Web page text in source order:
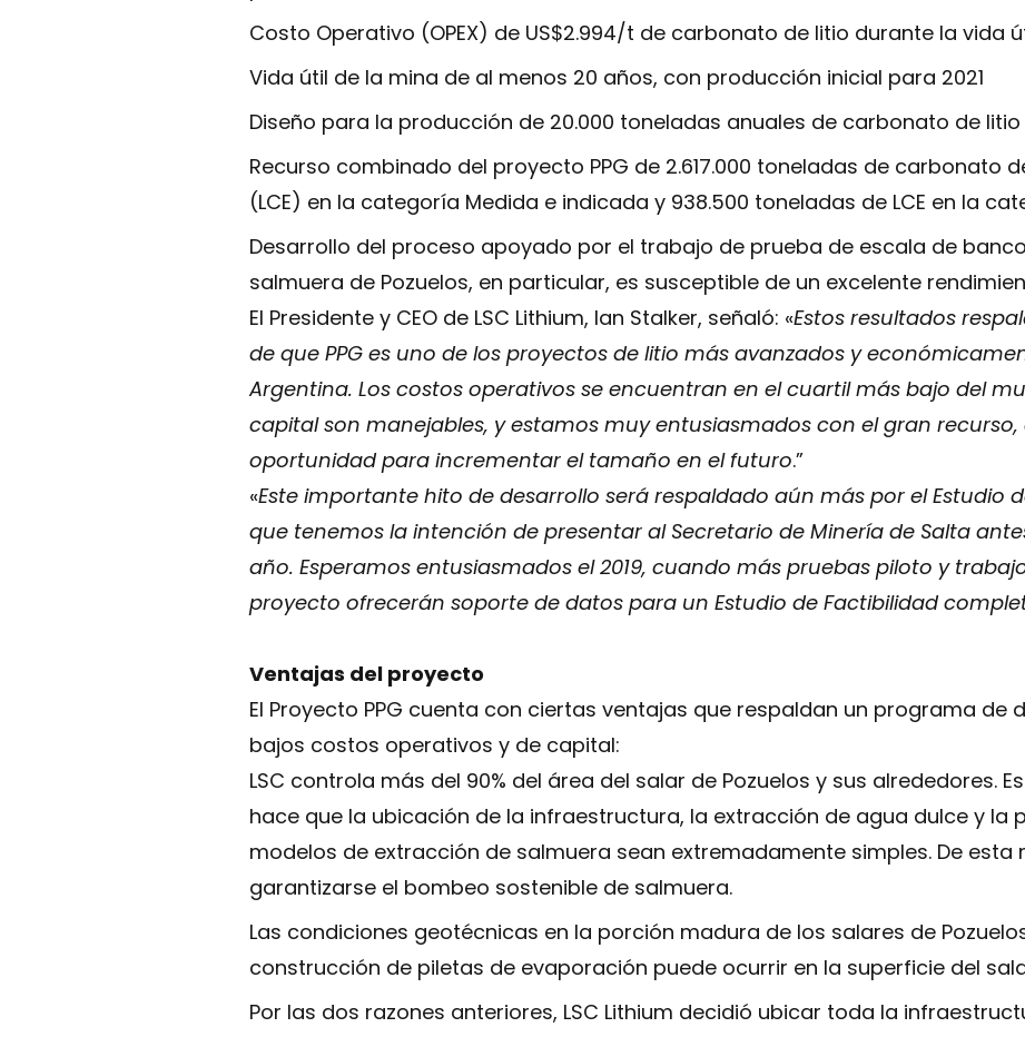
Costo Operativo (OPEX) de US$2.994/t de carbonato de litio durante la vida
Vida útil de la mina de al menos 20 años, con producción inicial para 2021
Diseño para la producción de 20.000 toneladas anuales de carbonato de
Recurso combinado del proyecto PPG de 2.617.000 toneladas de carbonato
(LCE) en la categoría Medida e indicada y 938.500 toneladas de LCE en la
Desarrollo del proceso apoyado por el trabajo de prueba de escala de
salmuera de Pozuelos, en particular, es susceptible de un excelente
El Presidente y CEO de LSC Lithium, Ian Stalker, señaló: «Estos resultados
de que PPG es uno de los proyectos de litio más avanzados y
Argentina. Los costos operativos se encuentran en el cuartil más bajo del
capital son manejables, y estamos muy entusiasmados con el gran recurso,
oportunidad para incrementar el tamaño en el futuro.”
«Este importante hito de desarrollo será respaldado aún más por el Estudio
que tenemos la intención de presentar al Secretario de Minería de Salta
año. Esperamos entusiasmados el 2019, cuando más pruebas piloto y
proyecto ofrecerán soporte de datos para un Estudio de Factibilidad
Ventajas del proyecto
El Proyecto PPG cuenta con ciertas ventajas que respaldan un programa de
bajos costos operativos y de capital:
LSC controla más del 90% del área del salar de Pozuelos y sus alrededores.
hace que la ubicación de la infraestructura, la extracción de agua dulce y la
modelos de extracción de salmuera sean extremadamente simples. De esta
garantizarse el bombeo sostenible de salmuera.
Las condiciones geotécnicas en la porción madura de los salares de
construcción de piletas de evaporación puede ocurrir en la superficie del
Por las dos razones anteriores, LSC Lithium decidió ubicar toda la